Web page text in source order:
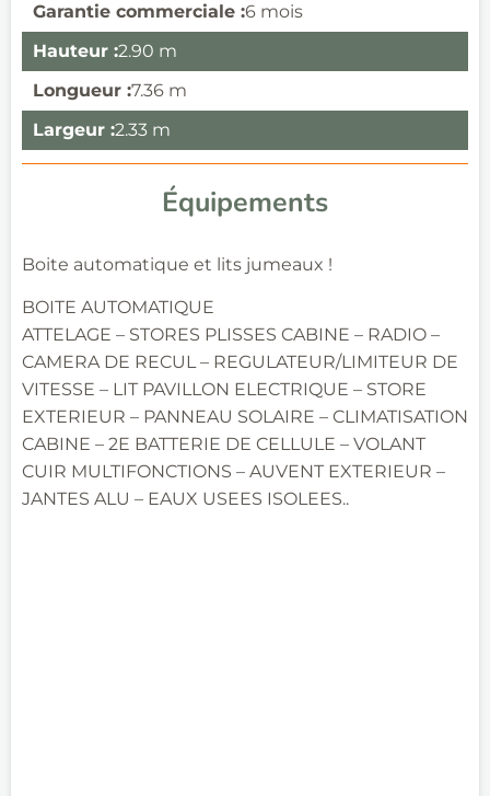
Garantie commerciale :6 mois
Hauteur :2.90 m
Longueur :7.36 m
Largeur :2.33 m
Équipements
Boite automatique et lits jumeaux !
BOITE AUTOMATIQUE
ATTELAGE – STORES PLISSES CABINE – RADIO –
CAMERA DE RECUL – REGULATEUR/LIMITEUR DE
VITESSE – LIT PAVILLON ELECTRIQUE – STORE
EXTERIEUR – PANNEAU SOLAIRE – CLIMATISATION
CABINE – 2E BATTERIE DE CELLULE – VOLANT
CUIR MULTIFONCTIONS – AUVENT EXTERIEUR –
JANTES ALU – EAUX USEES ISOLEES..